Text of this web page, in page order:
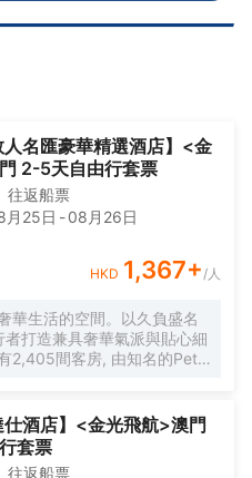
人名匯豪華精選酒店】<金
2-5天自由行套票
往返船票
月25日 -08月26日
HKD 1,367+/人
華生活的空間。以久負盛名
打造兼具奢華氣派與貼心細
2,405間客房, 由知名的Peter
代家居裝飾和典雅宅邸氛圍
。卓越的服務團隊讓賓客體
多座游泳池、24小時健身中
仕酒店】<金光飛航>澳門
套票
往返船票